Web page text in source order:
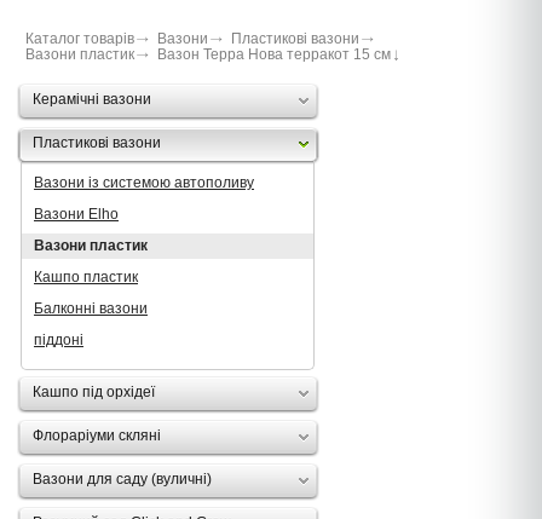
Каталог товарів Вазони
Пластикові вазони
Вазони пластик
Вазон Терра Нова терракот 15 см
Керамічні вазони
Пластикові вазони
Вазони із системою автополиву
Вазони Elho
Вазони пластик
Кашпо пластик
Балконні вазони
піддоні
Кашпо під орхідеї
Флораріуми скляні
Вазони для саду (вуличні)